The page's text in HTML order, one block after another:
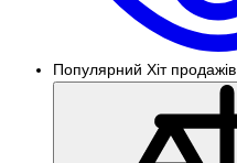
Популярний Хіт продажів